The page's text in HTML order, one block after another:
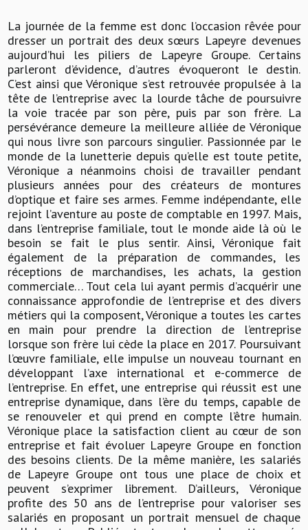
La journée de la femme est donc l’occasion rêvée pour
dresser un portrait des deux sœurs Lapeyre devenues
aujourd’hui les piliers de Lapeyre Groupe. Certains
parleront d’évidence, d’autres évoqueront le destin.
C’est ainsi que Véronique s’est retrouvée propulsée à la
tête de l’entreprise avec la lourde tâche de poursuivre
la voie tracée par son père, puis par son frère. La
persévérance demeure la meilleure alliée de Véronique
qui nous livre son parcours singulier. Passionnée par le
monde de la lunetterie depuis qu’elle est toute petite,
Véronique a néanmoins choisi de travailler pendant
plusieurs années pour des créateurs de montures
d’optique et faire ses armes. Femme indépendante, elle
rejoint l’aventure au poste de comptable en 1997. Mais,
dans l’entreprise familiale, tout le monde aide là où le
besoin se fait le plus sentir. Ainsi, Véronique fait
également de la préparation de commandes, les
réceptions de marchandises, les achats, la gestion
commerciale… Tout cela lui ayant permis d’acquérir une
connaissance approfondie de l’entreprise et des divers
métiers qui la composent, Véronique a toutes les cartes
en main pour prendre la direction de l’entreprise
lorsque son frère lui cède la place en 2017. Poursuivant
l’œuvre familiale, elle impulse un nouveau tournant en
développant l’axe international et e-commerce de
l’entreprise. En effet, une entreprise qui réussit est une
entreprise dynamique, dans l’ère du temps, capable de
se renouveler et qui prend en compte l’être humain.
Véronique place la satisfaction client au cœur de son
entreprise et fait évoluer Lapeyre Groupe en fonction
des besoins clients. De la même manière, les salariés
de Lapeyre Groupe ont tous une place de choix et
peuvent s’exprimer librement. D’ailleurs, Véronique
profite des 50 ans de l’entreprise pour valoriser ses
salariés en proposant un portrait mensuel de chaque